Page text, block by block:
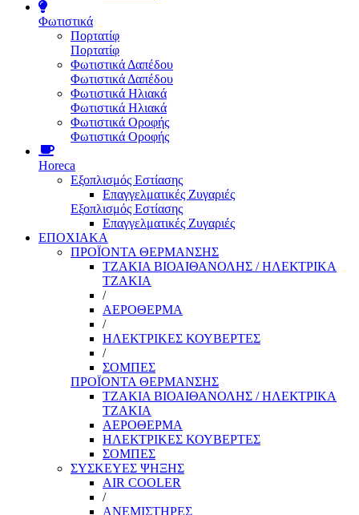
Φωτιστικά
Πορτατίφ
Πορτατίφ
Φωτιστικά Δαπέδου
Φωτιστικά Δαπέδου
Φωτιστικά Ηλιακά
Φωτιστικά Ηλιακά
Φωτιστικά Οροφής
Φωτιστικά Οροφής
Horeca
Εξοπλισμός Εστίασης
Επαγγελματικές Ζυγαριές
Εξοπλισμός Εστίασης
Επαγγελματικές Ζυγαριές
ΕΠΟΧΙΑΚΑ
ΠΡΟΪΟΝΤΑ ΘΕΡΜΑΝΣΗΣ
ΤΖΑΚΙΑ ΒΙΟΑΙΘΑΝΟΛΗΣ / ΗΛΕΚΤΡΙΚΑ
ΤΖΑΚΙΑ
/
ΑΕΡΟΘΕΡΜΑ
/
ΗΛΕΚΤΡΙΚΕΣ ΚΟΥΒΕΡΤΕΣ
/
ΣΟΜΠΕΣ
ΠΡΟΪΟΝΤΑ ΘΕΡΜΑΝΣΗΣ
ΤΖΑΚΙΑ ΒΙΟΑΙΘΑΝΟΛΗΣ / ΗΛΕΚΤΡΙΚΑ
ΤΖΑΚΙΑ
ΑΕΡΟΘΕΡΜΑ
ΗΛΕΚΤΡΙΚΕΣ ΚΟΥΒΕΡΤΕΣ
ΣΟΜΠΕΣ
ΣΥΣΚΕΥΕΣ ΨΗΞΗΣ
AIR COOLER
/
ΑΝΕΜΙΣΤΗΡΕΣ